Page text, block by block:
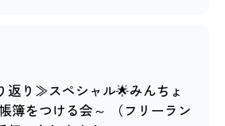
り≫スペシャル🌟みんちょ
簿をつける会～ （フリーラン